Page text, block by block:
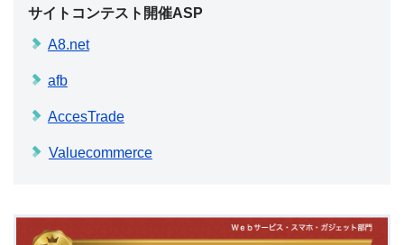
サイトコンテスト開催ASP
A8.net
afb
AccesTrade
Valuecommerce